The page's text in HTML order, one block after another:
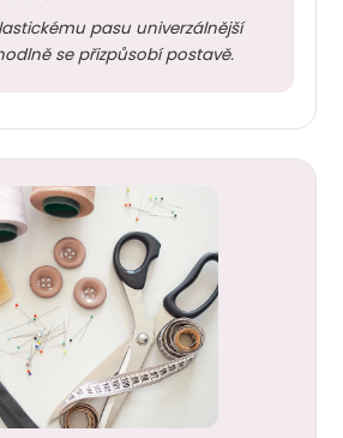
pasu univerzálnější
se přizpůsobí postavě.